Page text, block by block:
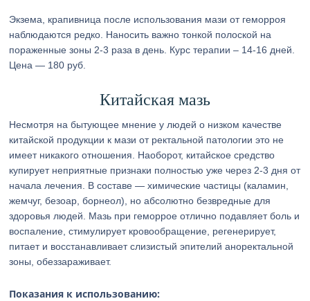
Экзема, крапивница после использования мази от геморроя
наблюдаются редко. Наносить важно тонкой полоской на
пораженные зоны 2-3 раза в день. Курс терапии – 14-16 дней.
Цена — 180 руб.
Китайская мазь
Несмотря на бытующее мнение у людей о низком качестве
китайской продукции к мази от ректальной патологии это не
имеет никакого отношения. Наоборот, китайское средство
купирует неприятные признаки полностью уже через 2-3 дня от
начала лечения. В составе — химические частицы (каламин,
жемчуг, безоар, борнеол), но абсолютно безвредные для
здоровья людей. Мазь при геморрое отлично подавляет боль и
воспаление, стимулирует кровообращение, регенерирует,
питает и восстанавливает слизистый эпителий аноректальной
зоны, обеззараживает.
Показания к использованию: